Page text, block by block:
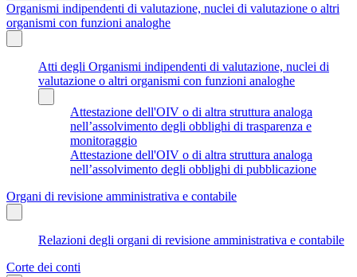
Organismi indipendenti di valutazione, nuclei di valutazione o altri
organismi con funzioni analoghe
Atti degli Organismi indipendenti di valutazione, nuclei di
valutazione o altri organismi con funzioni analoghe
Attestazione dell'OIV o di altra struttura analoga
nell’assolvimento degli obblighi di trasparenza e
monitoraggio
Attestazione dell'OIV o di altra struttura analoga
nell’assolvimento degli obblighi di pubblicazione
Organi di revisione amministrativa e contabile
Relazioni degli organi di revisione amministrativa e contabile
Corte dei conti